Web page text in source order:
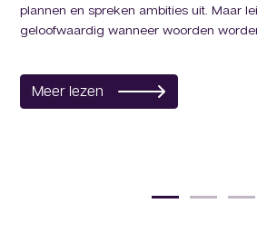
plannen en spreken ambities uit. Maar
geloofwaardig wanneer woorden
Meer lezen